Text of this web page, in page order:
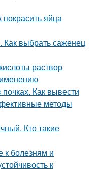
покрасить яйца
Как выбрать саженец
раствор
Как вывести
методы
Кто такие
к болезням и
к